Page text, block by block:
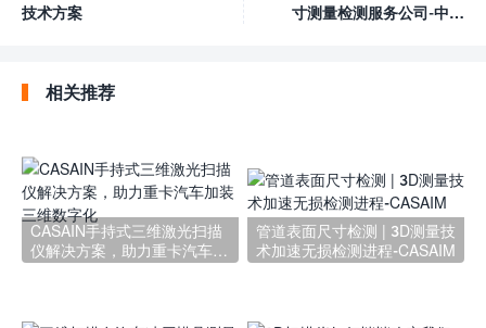
技术方案
寸测量检测服务公司-中科
相关推荐
CASAIN手持式三维激光扫描
仪解决方案，助力重卡汽车加
管道表面尺寸检测 | 3D测量技
术加速无损检测进程-CASAIM